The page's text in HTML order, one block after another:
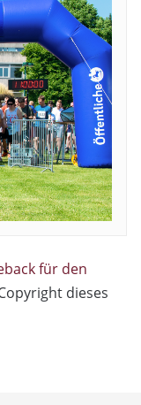
für den
dieses